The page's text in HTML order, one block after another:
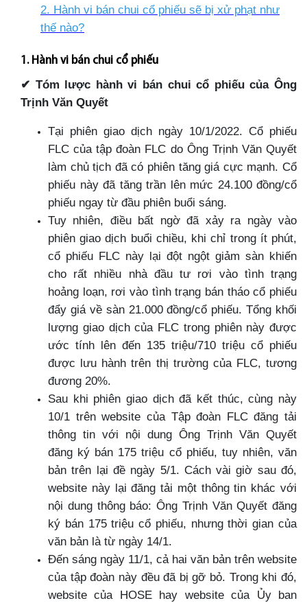
2. Hành vi bán chui cổ phiếu sẽ bị xử phạt như
thế nào?
1. Hành vi bán chui cổ phiếu
✔ Tóm lược hành vi bán chui cổ phiếu của Ông
Trịnh Văn Quyết
Tại phiên giao dịch ngày 10/1/2022. Cổ phiếu
FLC của tập đoàn FLC do Ông Trịnh Văn Quyết
làm chủ tịch đã có phiên tăng giá cực mạnh. Cổ
phiếu này đã tăng trần lên mức 24.100 đồng/cổ
phiếu ngay từ đầu phiên buổi sáng.
Tuy nhiên, điều bất ngờ đã xảy ra ngày vào
phiên giao dịch buổi chiều, khi chỉ trong ít phút,
cổ phiếu FLC này lại đột ngột giảm sàn khiến
cho rất nhiều nhà đầu tư rơi vào tình trạng
hoảng loạn, rơi vào tình trạng bán tháo cổ phiếu
đẩy giá về sàn 21.000 đồng/cổ phiếu. Tổng khối
lượng giao dịch của FLC trong phiên này được
ước tính lên đến 135 triệu/710 triệu cổ phiếu
được lưu hành trên thị trường của FLC, tương
đương 20%.
Sau khi phiên giao dịch đã kết thúc, cùng này
10/1 trên website của Tập đoàn FLC đăng tải
thông tin với nội dung Ông Trịnh Văn Quyết
đăng ký bán 175 triệu cổ phiếu, tuy nhiên, văn
bản trên lại đề ngày 5/1. Cách vài giờ sau đó,
website này lại đăng tải một thông tin khác với
nội dung thông báo: Ông Trịnh Văn Quyết đăng
ký bán 175 triệu cổ phiếu, nhưng thời gian của
văn bản là từ ngày 14/1.
Đến sáng ngày 11/1, cả hai văn bản trên website
của tập đoàn này đều đã bị gỡ bỏ. Trong khi đó,
website của HOSE hay website của Ủy ban